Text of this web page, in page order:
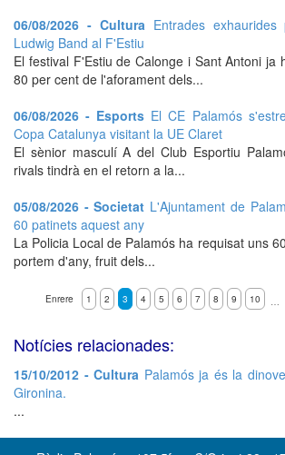
06/08/2026 - Cultura Entrades
Ludwig Band al F'Estiu
El festival F'Estiu de Calonge i Sant Antoni ja
80 per cent de l'aforament dels...
06/08/2026 - Esports El CE Palamós
Copa Catalunya visitant la UE Claret
El sènior masculí A del Club Esportiu
rivals tindrà en el retorn a la...
05/08/2026 - Societat L'Ajuntament de
60 patinets aquest any
La Policia Local de Palamós ha requisat uns
portem d'any, fruit dels...
Enrere 1 2 3 4 5 6 7 8 9 10 …
Notícies relacionades:
15/10/2012 - Cultura Palamós ja és la
Gironina.
...